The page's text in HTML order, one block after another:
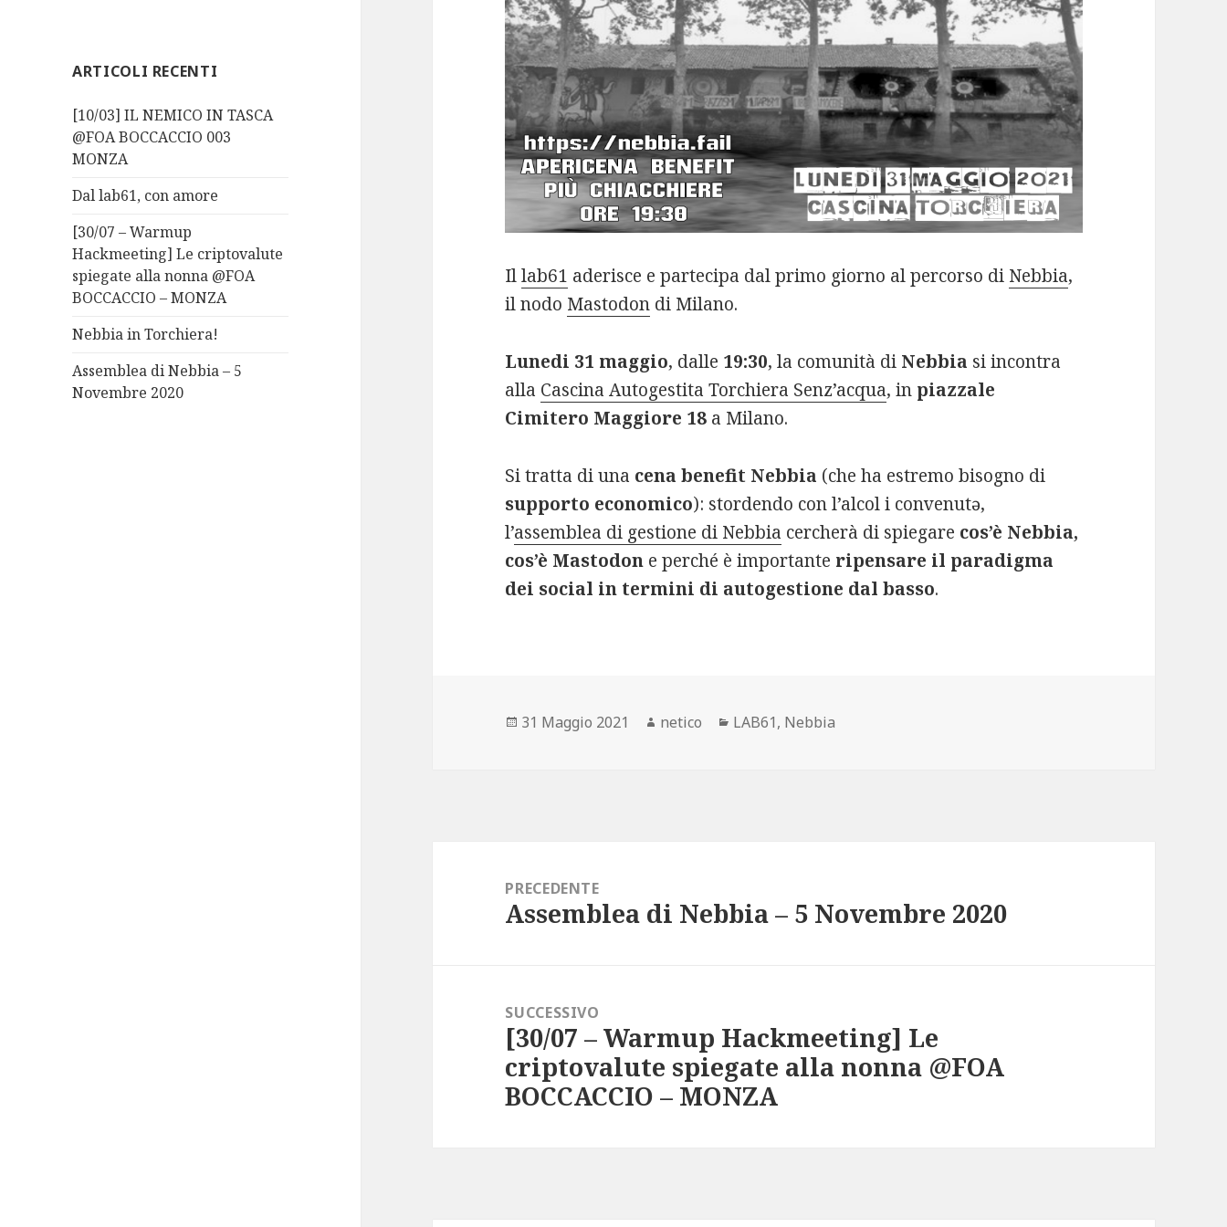
ARTICOLI RECENTI
[10/03] IL NEMICO IN TASCA
@FOA BOCCACCIO 003
MONZA
Dal lab61, con amore
[30/07 – Warmup
Hackmeeting] Le criptovalute
spiegate alla nonna @FOA
BOCCACCIO – MONZA
Nebbia in Torchiera!
Assemblea di Nebbia – 5
Novembre 2020
Illab61 aderisce e partecipa dal primo giorno al percorso di Nebbia,
il nodo Mastodon di Milano.
Lunedi 31 maggio, dalle 19:30, la comunità di Nebbia si incontra
alla Cascina Autogestita Torchiera Senz’acqua, in piazzale
Cimitero Maggiore 18 a Milano.
Si tratta di una cena benefit Nebbia (che ha estremo bisogno di
supporto economico): stordendo con l’alcoli convenutə,
l’assemblea di gestione di Nebbia cercherà di spiegare cos’è Nebbia,
cos’è Mastodon e perché è importante ripensare il paradigma
dei social in termini di autogestione dal basso.
Scritto
31 Maggio 2021 Autore
netico Categorie
LAB61, Nebbia
PRECEDENTE
Articolo
Assemblea di Nebbia – 5 Novembre 2020
SUCCESSIVO
Articolo
successivo:
[30/07 – Warmup Hackmeeting] Le
criptovalute spiegate alla nonna @FOA
BOCCACCIO – MONZA